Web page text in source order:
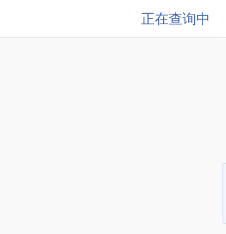
正在查询中